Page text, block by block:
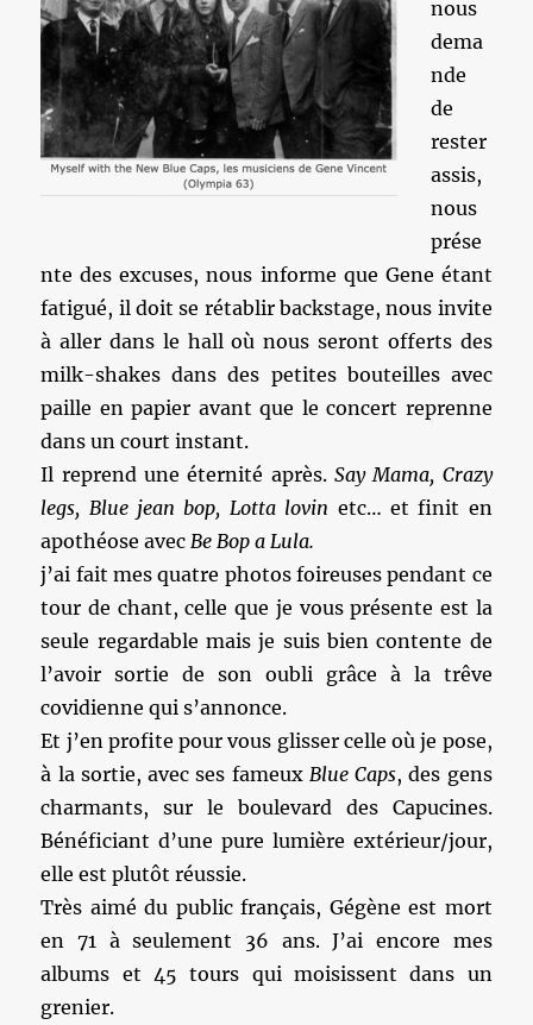
nous
dema
nde
de
rester
assis,
nous
prése
nte des excuses, nous informe que Gene étant
fatigué, il doit se rétablir backstage, nous invite
à aller dans le hall où nous seront offerts des
milk-shakes dans des petites bouteilles avec
paille en papier avant que le concert reprenne
dans un court instant.
Il reprend une éternité après. Say Mama, Crazy
legs, Blue jean bop, Lotta lovin etc… et finit en
apothéose avecBe Bop a Lula.
j’ai fait mes quatre photos foireuses pendant ce
tour de chant, celle que je vous présente est la
seule regardable mais je suis bien contente de
l’avoir sortie de son oubli grâce à la trêve
covidienne qui s’annonce.
Et j’en profite pour vous glisser celle où je pose,
à la sortie, avec ses fameux Blue Caps, des gens
charmants, sur le boulevard des Capucines.
Bénéficiant d’une pure lumière extérieur/jour,
elle est plutôt réussie.
Très aimé du public français, Gégène est mort
en 71 à seulement 36 ans. J’ai encore mes
albums et 45 tours qui moisissent dans un
grenier.